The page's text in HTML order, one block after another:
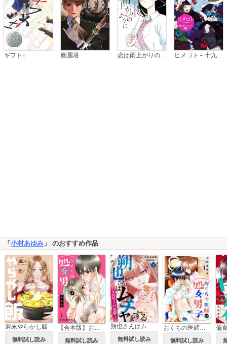
ギフト± 幽麗塔 ヒメゴト～十九歳の制服～
「小村あゆみ 」 のおすすめ作品
週末やらかし飯
無料試し読み 無料試し読み
朔也さんはムチャをする～女装男子の憂鬱～
無料試し読み 無料試し読み